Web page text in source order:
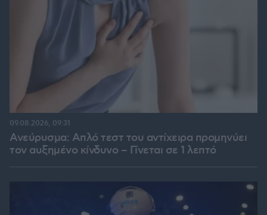
Ανεύρυσμα: Απλό τεστ του αντίχειρα προμηνύει
τον αυξημένο κίνδυνο – Γίνεται σε 1 λεπτό
09.08.2026, 09:31